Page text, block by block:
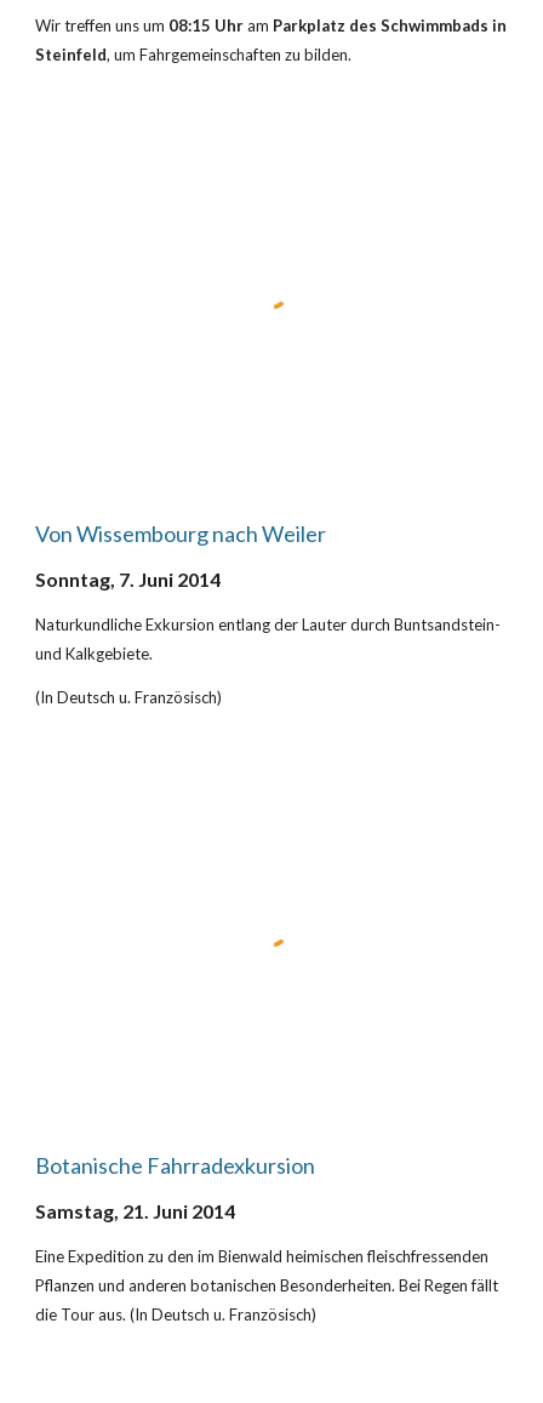
Wir treffen uns um 08:15 Uhr am Parkplatz des Schwimmbads in
Steinfeld, um Fahrgemeinschaften zu bilden.
Von Wissembourg nach Weiler
Sonntag, 7. Juni 2014
Naturkundliche Exkursion entlang der Lauter durch Buntsandstein-
und Kalkgebiete.
(In Deutsch u. Französisch)
Botanische Fahrradexkursion
Samstag, 21. Juni 2014
Eine Expedition zu den im Bienwald heimischen fleischfressenden
Pflanzen und anderen botanischen Besonderheiten. Bei Regen fällt
die Tour aus. (In Deutsch u. Französisch)